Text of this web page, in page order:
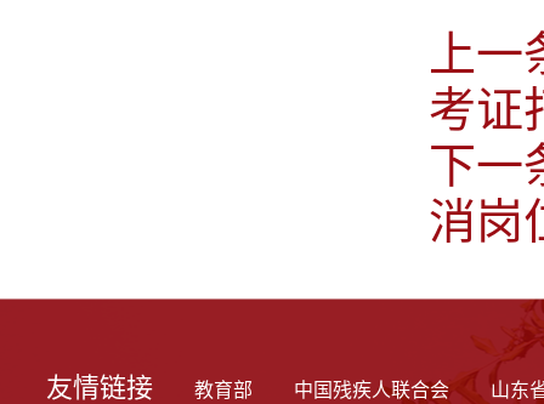
上
考证
下一
消岗
友情链接 教育部 中国残疾人联合会 山东